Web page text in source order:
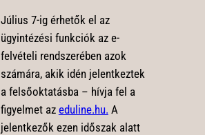
Július 7-ig érhetők el az
ügyintézési funkciók az e-
felvételi rendszerében azok
számára, akik idén jelentkeztek
a felsőoktatásba – hívja fel a
figyelmet az eduline.hu. A
jelentkezők ezen időszak alatt